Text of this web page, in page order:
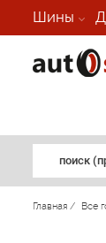
Шины
поиск
Главная / Все